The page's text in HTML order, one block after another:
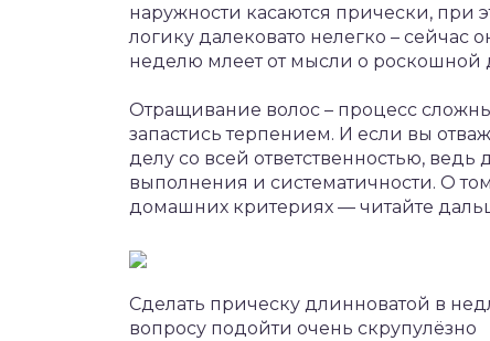
наружности касаются прически, при
логику далековато нелегко – сейчас
неделю млеет от мысли о роскошной
Отращивание волос – процесс
запастись терпением. И если вы
делу со всей ответственностью,
выполнения и систематичности. О
домашних критериях — читайте
Сделать прическу длинноватой в
вопросу подойти очень скрупулёзно